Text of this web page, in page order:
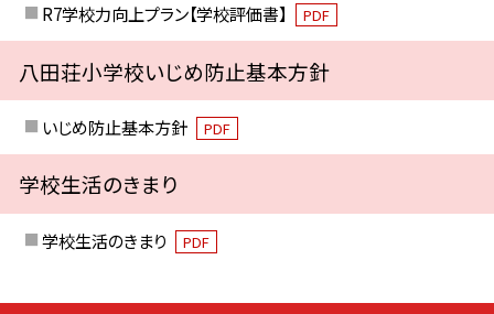
R7学校力向上プラン【学校評価書】 PDF
八田荘小学校いじめ防止基本方針
いじめ防止基本方針 PDF
学校生活のきまり
学校生活のきまり PDF